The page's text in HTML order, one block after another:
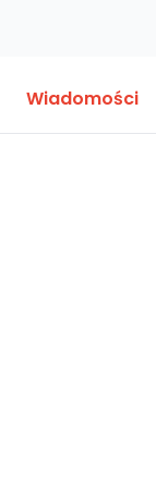
Wiadomości